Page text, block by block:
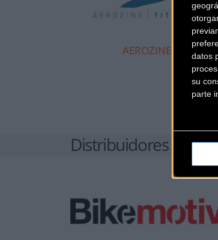
datos
su
parte
AEROZINE
Distribuidores